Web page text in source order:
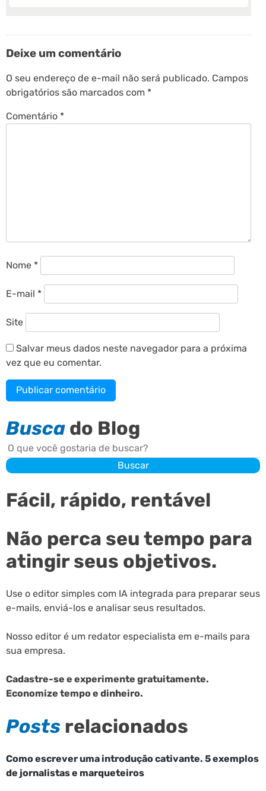
Deixe um comentário
O seu endereço de e-mail não será publicado. Campos
obrigatórios são marcados com *
Comentário *
Nome *
E-mail *
Site
Salvar meus dados neste navegador para a próxima
vez que eu comentar.
Busca do Blog
Buscar
Buscar
Fácil, rápido, rentável
Não perca seu tempo para
atingir seus objetivos.
Use o editor simples com IA integrada para preparar seus
e-mails, enviá-los e analisar seus resultados.
Nosso editor é um redator especialista em e-mails para
sua empresa.
Cadastre-se e experimente gratuitamente.
Economize tempo e dinheiro.
Posts relacionados
Como escrever uma introdução cativante. 5 exemplos
de jornalistas e marqueteiros